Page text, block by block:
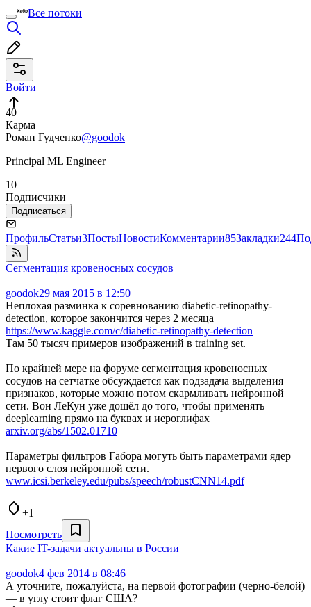
Все потоки
Войти
40
Карма
Роман Гудченко@goodok
Principal ML Engineer
10
Подписчики
Подписаться
ПрофильСтатьи3ПостыНовостиКомментарии85Закладки244
Сегментация кровеносных сосудов
goodok29 мая 2015 в 12:50
Неплохая разминка к соревнованию diabetic-retinopathy-
detection, которое закончится через 2 месяца
https://www.kaggle.com/c/diabetic-retinopathy-detection
Там 50 тысяч примеров изображений в training set.
По крайней мере на форуме сегментация кровеносных
сосудов на сетчатке обсуждается как подзадача выделения
признаков, которые можно потом скармливать нейронной
сети. Вон ЛеКун уже дошёл до того, чтобы применять
deeplearning прямо на буквах и иероглифах
arxiv.org/abs/1502.01710
Параметры фильтров Габора могуть быть параметрами ядер
первого слоя нейронной сети.
www.icsi.berkeley.edu/pubs/speech/robustCNN14.pdf
+1
Посмотреть
Какие IT-задачи актуальны в России
goodok4 фев 2014 в 08:46
А уточните, пожалуйста, на первой фотографии (черно-белой)
— в углу стоит флаг США?